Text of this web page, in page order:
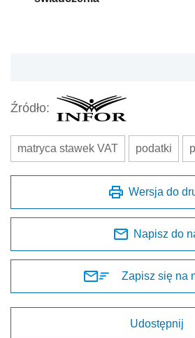
Źródło:
matryca stawek VAT podatki
Wersja do
Napisz do
Zapisz się na
Udostępnij